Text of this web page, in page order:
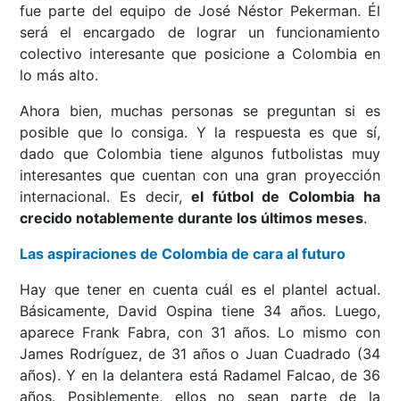
fue parte del equipo de José Néstor Pekerman. Él
será el encargado de lograr un funcionamiento
colectivo interesante que posicione a Colombia en
lo más alto.
Ahora bien, muchas personas se preguntan si es
posible que lo consiga. Y la respuesta es que sí,
dado que Colombia tiene algunos futbolistas muy
interesantes que cuentan con una gran proyección
internacional. Es decir,el fútbol de Colombia ha
crecido notablemente durante los últimos meses.
Las aspiraciones de Colombia de cara al futuro
Hay que tener en cuenta cuál es el plantel actual.
Básicamente, David Ospina tiene 34 años. Luego,
aparece Frank Fabra, con 31 años. Lo mismo con
James Rodríguez, de 31 años o Juan Cuadrado (34
años). Y en la delantera está Radamel Falcao, de 36
años. Posiblemente, ellos no sean parte de la